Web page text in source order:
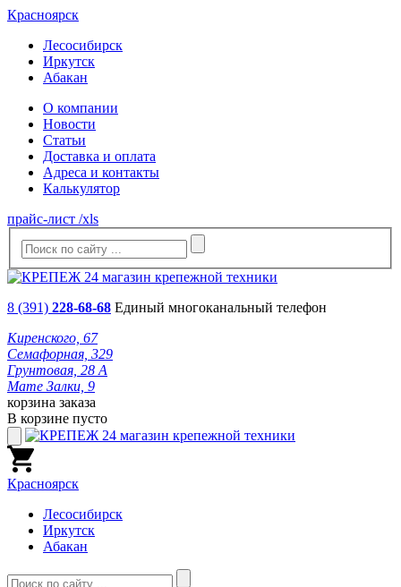
Красноярск
Лесосибирск
Иркутск
Абакан
О компании
Новости
Статьи
Доставка и оплата
Адреса и контакты
Калькулятор
прайс-лист /xls
8 (391) 228-68-68 Единый многоканальный телефон
Киренского, 67
Семафорная, 329
Грунтовая, 28 А
Мате Залки, 9
корзина заказа
В корзине пусто
Красноярск
Лесосибирск
Иркутск
Абакан